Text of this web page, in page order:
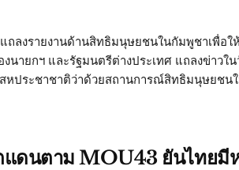
ถลงรายงานด้านสิทธิมนุษยชนในกัมพูชาเพื่อใ
นายกฯ และรัฐมนตรีต่างประเทศ แถลงข่าวใ
หประชาชาติว่าด้วยสถานการณ์สิทธิมนุษยชน
ตแดนตาม MOU43 ยันไทยมี